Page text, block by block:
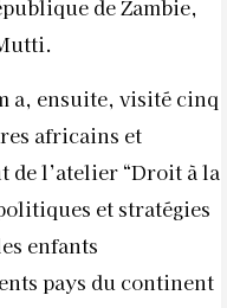
de Zambie,
a, ensuite, visité cinq
africains et
de l’atelier “Droit à la
et stratégies
enfants
pays du continent